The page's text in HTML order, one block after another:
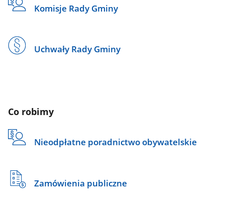
Komisje Rady Gminy
Uchwały Rady Gminy
Co robimy
Nieodpłatne poradnictwo obywatelskie
Zamówienia publiczne